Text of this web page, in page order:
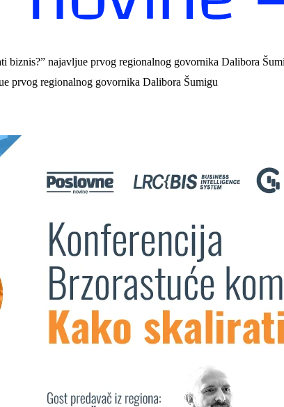
biznis?” najavljue prvog regionalnog govornika Dalibora
prvog regionalnog govornika Dalibora Šumigu